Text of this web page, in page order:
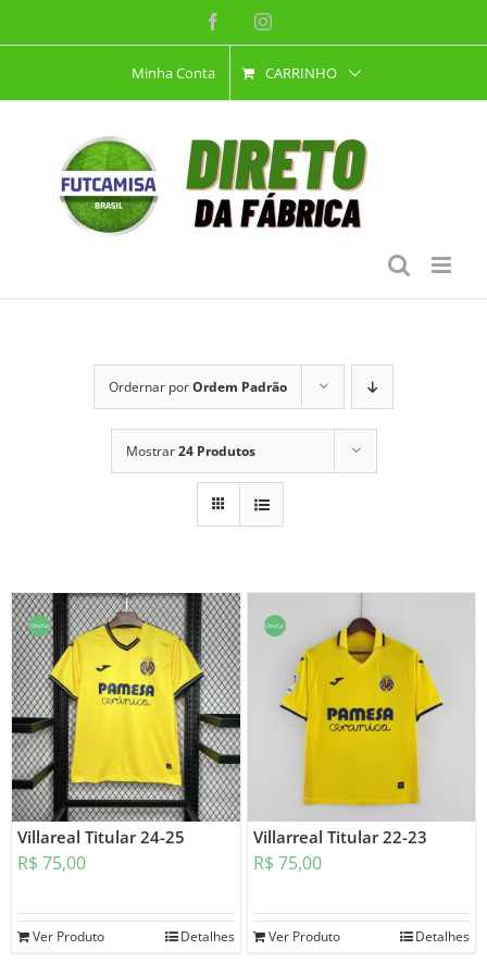
para
conteúdo
FacebookInstagram
Minha Conta CARRINHO
Ordernar porOrdem Padrão
Mostrar24 Produtos
Oferta!
Villareal Titular 24-25
R$ 75,00
Ver Produto Detalhes
Oferta!
Villarreal Titular 22-23
R$ 75,00
Ver Produto Detalhes